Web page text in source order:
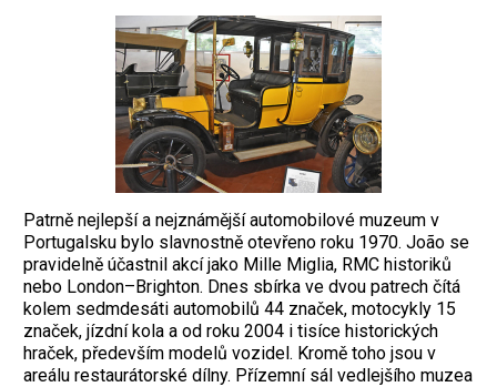
Patrně nejlepší a nejznámější automobilové muzeum v
Portugalsku bylo slavnostně otevřeno roku 1970. João se
pravidelně účastnil akcí jako Mille Miglia, RMC historiků
nebo London–Brighton. Dnes sbírka ve dvou patrech čítá
kolem sedmdesáti automobilů 44 značek, motocykly 15
značek, jízdní kola a od roku 2004 i tisíce historických
hraček, především modelů vozidel. Kromě toho jsou v
areálu restaurátorské dílny. Přízemní sál vedlejšího muzea